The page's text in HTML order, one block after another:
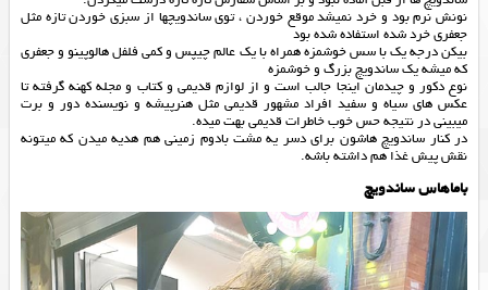
نونش نرم بود و خرد نمیشد موقع خوردن ، توی ساندویچها از سبزی خوردن تازه مثل
جعفری خرد شده استفاده شده بود
بیکن درجه یک با سس خوشمزه همراه با یک عالم چیپس و کمی فلفل هالوپینو و جعفری
که میشه یک ساندویچ بزرگ و خوشمزه
نوع دکور و چیدمان اینجا جالب است و از لوازم قدیمی و کتاب و مجله کهنه گرفته تا
عکس های سیاه و سفید افراد مشهور قدیمی مثل هنرپیشه و نویسنده دور و برت
میبینی در نتیجه حس خوب خاطرات قدیمی بهت میده.
در کنار ساندویچ هاشون برای دسر یه مشت بادوم زمینی هم هدیه میدن که میتونه
نقش پیش غذا هم داشته باشه.
باماهاس ساندویچ